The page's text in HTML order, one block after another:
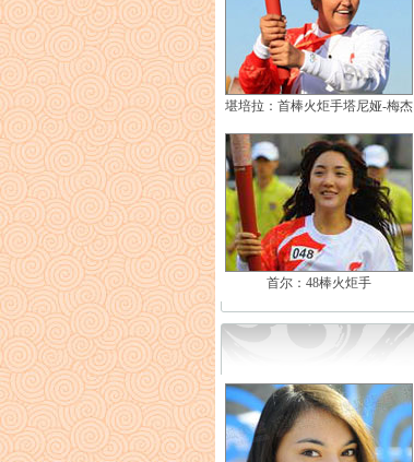
堪培拉：首棒火炬手塔尼娅-梅杰
首尔：48棒火炬手